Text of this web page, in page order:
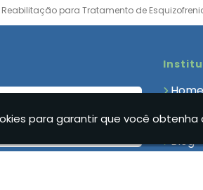
para Tratamento de
Dependência Química e Alcoolismo
Clínica de
para Drogados
Clínica de
Clinica
Dependentes Químicos Feminina
Clinica
Blog
para garantir que você obtenha